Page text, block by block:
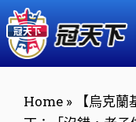
Home »
【烏克